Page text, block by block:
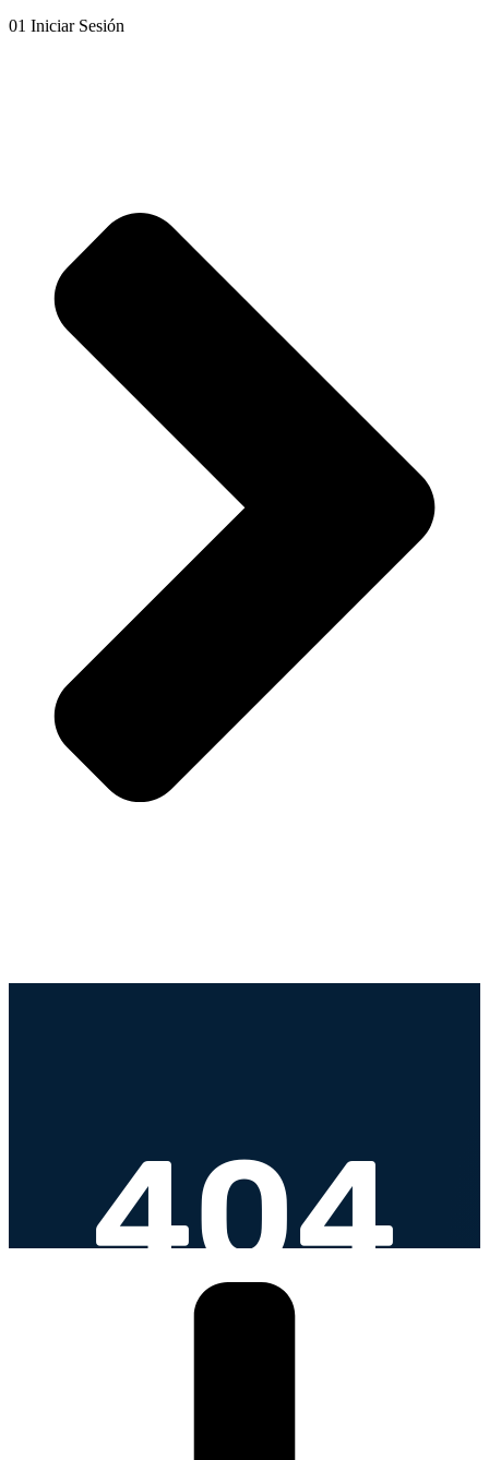
01 Iniciar Sesión